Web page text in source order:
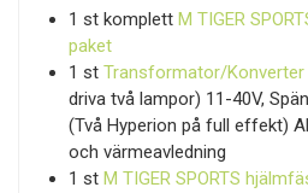
1 st komplettM TIGER
paket
1 stTransformator/Konverter
driva två lampor) 11-40V,
(Två Hyperion på full effekt)
och värmeavledning
1 stM TIGER SPORTS